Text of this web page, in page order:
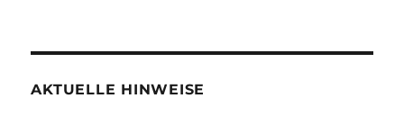
AKTUELLE HINWEISE